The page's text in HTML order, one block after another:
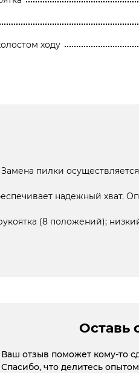
ходу
пилки
надежный хват.
(8 положений);
Оставь
Ваш отзыв поможет кому-то
Спасибо, что делитесь